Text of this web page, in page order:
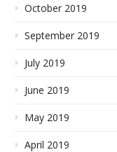
October 2019
September 2019
July 2019
June 2019
May 2019
April 2019